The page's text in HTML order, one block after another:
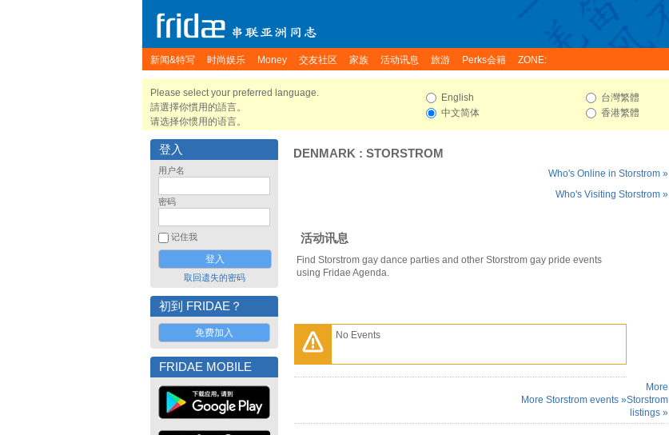
新闻&特写 时尚娱乐 Money 交友社区 家族 活动讯息 旅游 Perks会籍 ZONE:
Please select your preferred language.
請選擇你慣用的語言。
请选择你惯用的语言。
English
中文简体
台灣繁體
香港繁體
登入
用户名
密码
记住我
取回遗失的密码
初到 FRIDAE？
免费加入
FRIDAE MOBILE
DENMARK : STORSTROM
Who's Online in Storstrom »
Who's Visiting Storstrom »
活动讯息
Find Storstrom gay dance parties and other Storstrom gay pride events
using Fridae Agenda.
No Events
More Storstrom events »
More
Storstrom
listings »